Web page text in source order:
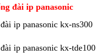
đài ip panasonic
ip panasonic kx-ns300
ip panasonic kx-tde100